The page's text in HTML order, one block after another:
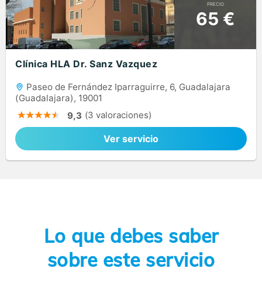
PRECIO
65 €
Clínica HLA Dr. Sanz Vazquez
Paseo de Fernández Iparraguirre, 6, Guadalajara
(Guadalajara), 19001
9,3 (3 valoraciones)
Ver servicio
Lo que debes saber
sobre este servicio